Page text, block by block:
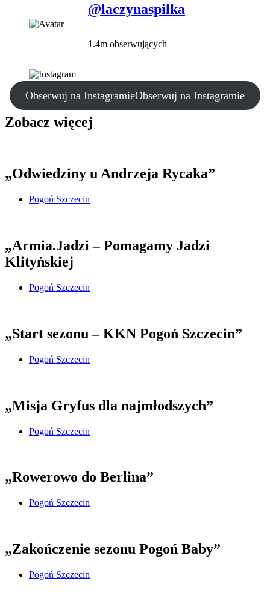
@laczynaspilka
1.4m obserwujących
Obserwuj na InstagramieObserwuj na Instagramie
Zobacz więcej
„Odwiedziny u Andrzeja Rycaka”
Pogoń Szczecin
„Armia.Jadzi – Pomagamy Jadzi
Klityńskiej
Pogoń Szczecin
„Start sezonu – KKN Pogoń Szczecin”
Pogoń Szczecin
„Misja Gryfus dla najmłodszych”
Pogoń Szczecin
„Rowerowo do Berlina”
Pogoń Szczecin
„Zakończenie sezonu Pogoń Baby”
Pogoń Szczecin